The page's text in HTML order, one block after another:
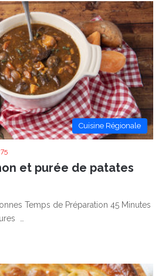
Cuisine Régionale
et purée de patates
Temps de Préparation 45 Minutes
…